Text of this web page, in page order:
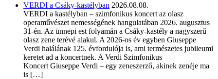
VERDI a Csáky-kastélyban 2026.08.08.
VERDI a kastélyban – szimfonikus koncert az olasz
operaművészet nemességének hangulatában 2026. augusztus
31-én. Az ünnepi est folyamán a Csáky-kastély a nagyszerű
olasz zene terévé alakul. A 2026-os év egyben Giuseppe
Verdi halálának 125. évfordulója is, ami természetes jubileumi
keretet ad a koncertnek. A Verdi Szimfonikus
Koncert Giuseppe Verdi – egy zeneszerző, akinek zenéje ma
is […]